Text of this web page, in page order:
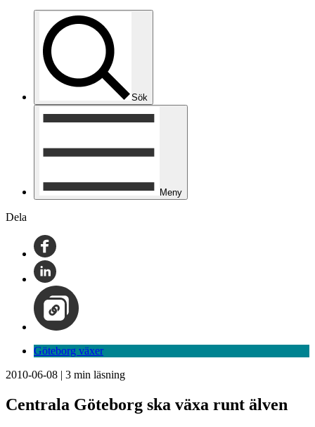
Sök
Meny
Dela
Göteborg växer
2010-06-08 | 3 min läsning
Centrala Göteborg ska växa runt älven